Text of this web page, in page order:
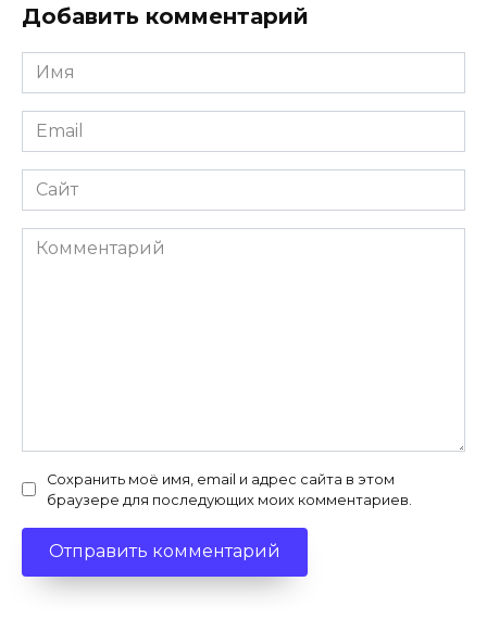
Добавить комментарий
Имя
*
Email
*
Сайт
Комментарий
Сохранить моё имя, email и адрес сайта в этом
браузере для последующих моих комментариев.